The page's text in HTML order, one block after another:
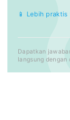
📱 Lebih
Dapatkan
langsung